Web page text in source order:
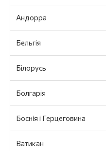
Андорра
Бельгія
Білорусь
Болгарія
Боснія і Герцеговина
Ватикан